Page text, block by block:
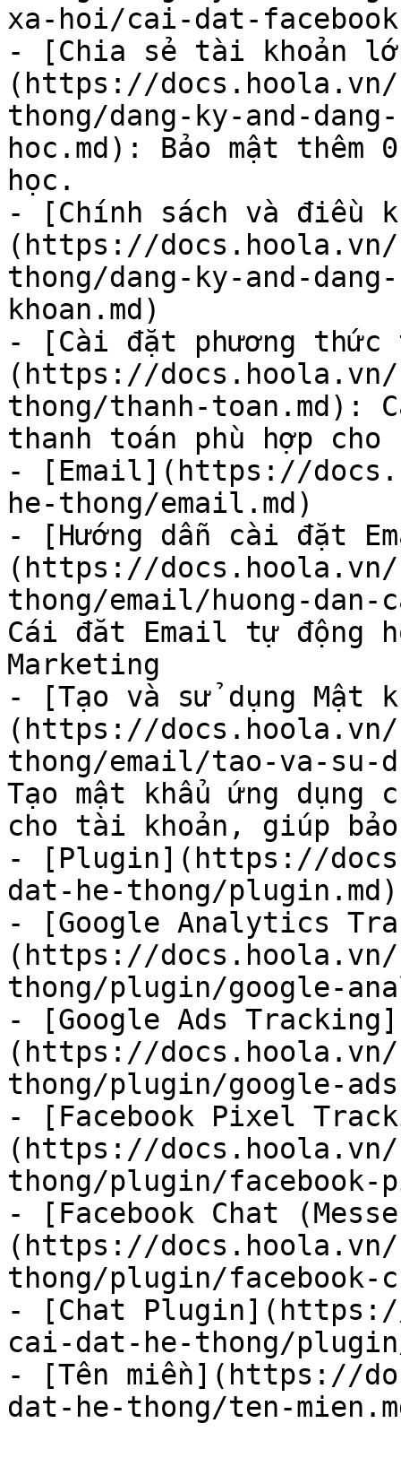
xa-hoi/cai-dat-
- [Chia sẻ tài khoản
(https://docs.hoola.vn/
thong/dang-ky-and-
hoc.md): Bảo mật
học.
- [Chính sách và điều
(https://docs.hoola.vn/
thong/dang-ky-and-
khoan.md)
- [Cài đặt phương thức
(https://docs.hoola.vn/
thong/thanh-toan.md):
thanh toán phù hợp cho
- [Email](https://
he-thong/email.md)
- [Hướng dẫn cài đặt
(https://docs.hoola.vn/
thong/email/huong-
Cái đăt Email tự động
Marketing
- [Tạo và sử dụng Mật
(https://docs.hoola.vn/
thong/email/tao-va-su-
Tạo mật khẩu ứng dụng
cho tài khoản, giúp
- [Plugin](https://
dat-he-thong/plugin.md)
- [Google Analytics
(https://docs.hoola.vn/
thong/plugin/google-
- [Google Ads Tracking]
(https://docs.hoola.vn/
thong/plugin/google-
- [Facebook Pixel
(https://docs.hoola.vn/
thong/plugin/
- [Facebook Chat
(https://docs.hoola.vn/
thong/plugin/facebook-
- [Chat Plugin](https://
cai-dat-he-thong/
- [Tên miền](https://